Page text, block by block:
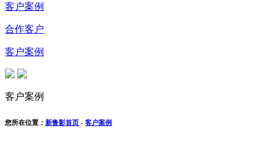
客户案例
合作客户
客户案例
客户案例
您所在位置： 新鲁影首页 - 客户案例